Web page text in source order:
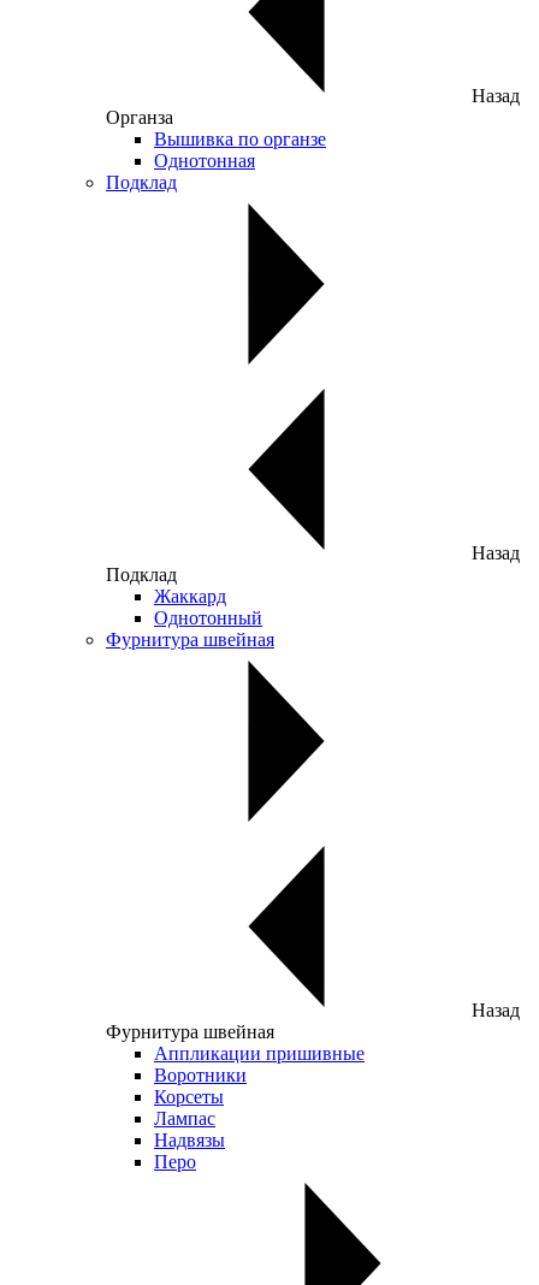
Назад
Органза
Вышивка по органзе
Однотонная
Подклад
Назад
Подклад
Жаккард
Однотонный
Фурнитура швейная
Назад
Фурнитура швейная
Аппликации пришивные
Воротники
Корсеты
Лампас
Надвязы
Перо